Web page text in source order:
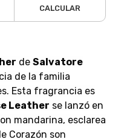
CALCULAR
de Salvatore
de la familia
Esta fragrancia es
Leather se lanzó en
mandarina, esclarea
Corazón son